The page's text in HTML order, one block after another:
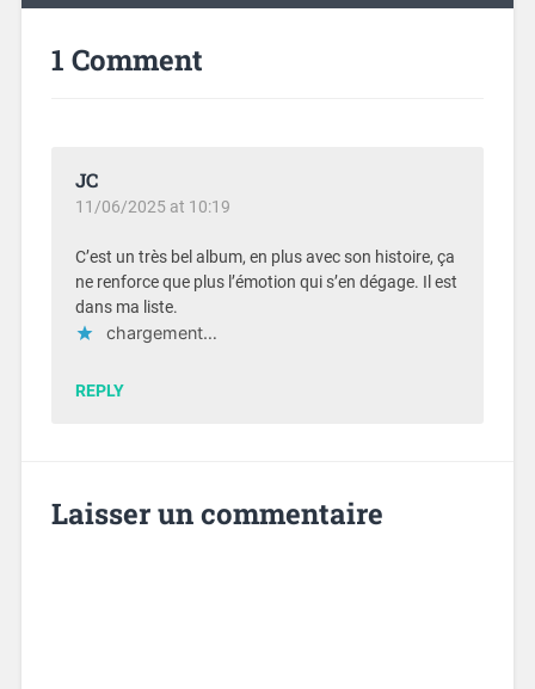
1 Comment
JC
11/06/2025 at 10:19
C’est un très bel album, en plus avec son histoire, ça
ne renforce que plus l’émotion qui s’en dégage. Il est
dans ma liste.
chargement…
REPLY
Laisser un commentaire